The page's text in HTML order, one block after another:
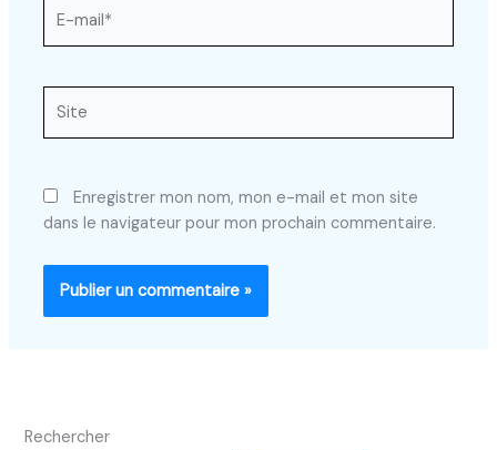
mail*
Enregistrer mon nom, mon e-mail et mon site
dans le navigateur pour mon prochain commentaire.
Rechercher